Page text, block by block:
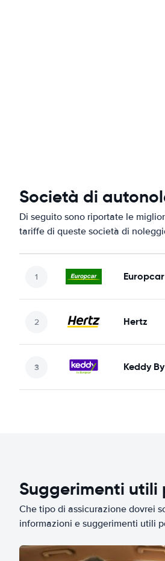
Società di
Di seguito sono riportate le
tariffe di queste società di
Europcar
Hertz
Keddy
Suggerimenti utili
Che tipo di assicurazione dovrei
informazioni e suggerimenti utili